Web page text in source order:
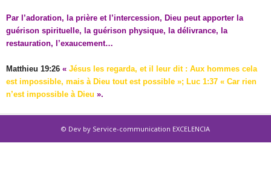
Par l’adoration, la prière et l’intercession, Dieu peut apporter la
guérison spirituelle, la guérison physique, la délivrance, la
restauration, l’exaucement…
Matthieu 19:26 « Jésus les regarda, et il leur dit : Aux hommes cela
est impossible, mais à Dieu tout est possible »; Luc 1:37 « Car rien
n’est impossible à Dieu ».
© Dev by Service-communication EXCELENCIA